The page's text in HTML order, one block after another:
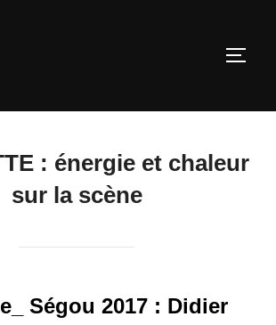
: énergie et chaleur
sur la scène
Ségou 2017 : Didier